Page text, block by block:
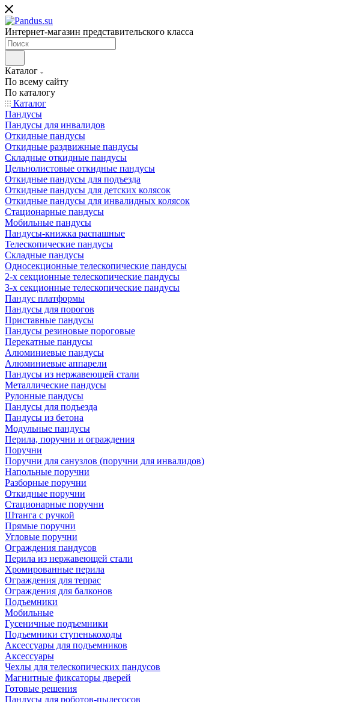
Интернет-магазин представительского класса
Каталог
По всему сайту
По каталогу
Каталог
Пандусы
Пандусы для инвалидов
Откидные пандусы
Откидные раздвижные пандусы
Складные откидные пандусы
Цельнолистовые откидные пандусы
Откидные пандусы для подъезда
Откидные пандусы для детских колясок
Откидные пандусы для инвалидных колясок
Стационарные пандусы
Мобильные пандусы
Пандусы-книжка распашные
Телескопические пандусы
Складные пандусы
Односекционные телескопические пандусы
2-х секционные телескопические пандусы
3-х секционные телескопические пандусы
Пандус платформы
Пандусы для порогов
Приставные пандусы
Пандусы резиновые пороговые
Перекатные пандусы
Алюминиевые пандусы
Алюминиевые аппарели
Пандусы из нержавеющей стали
Металлические пандусы
Рулонные пандусы
Пандусы для подъезда
Пандусы из бетона
Модульные пандусы
Перила, поручни и ограждения
Поручни
Поручни для санузлов (поручни для инвалидов)
Напольные поручни
Разборные поручни
Откидные поручни
Стационарные поручни
Штанга с ручкой
Прямые поручни
Угловые поручни
Ограждения пандусов
Перила из нержавеющей стали
Хромированные перила
Ограждения для террас
Ограждения для балконов
Подъемники
Мобильные
Гусеничные подъемники
Подъемники ступенькоходы
Аксессуары для подъемников
Аксессуары
Чехлы для телескопических пандусов
Магнитные фиксаторы дверей
Готовые решения
Пандусы для роботов-пылесосов